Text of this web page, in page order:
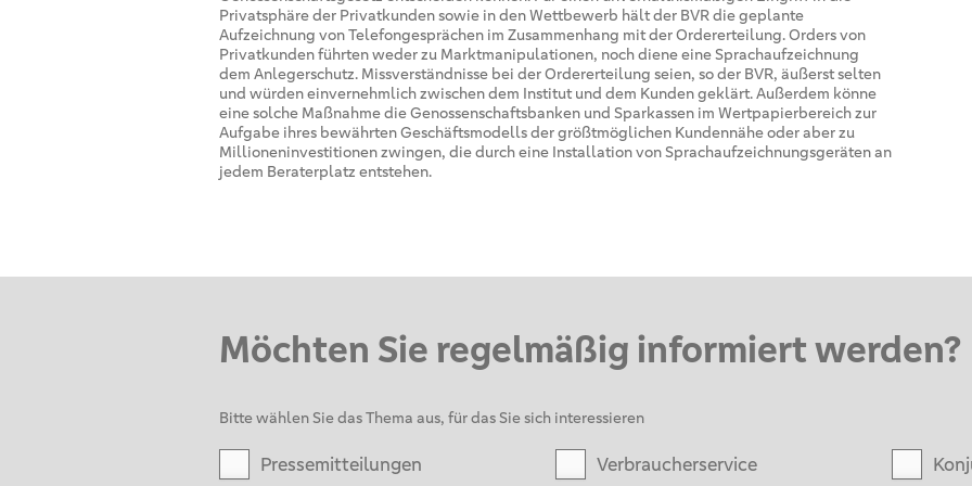
Privatsphäre der Privatkunden sowie in den Wettbewerb hält der BVR die geplante
Aufzeichnung von Telefongesprächen im Zusammenhang mit der Ordererteilung. Orders von
Privatkunden führten weder zu Marktmanipulationen, noch diene eine Sprachaufzeichnung
dem Anlegerschutz. Missverständnisse bei der Ordererteilung seien, so der BVR, äußerst selten
und würden einvernehmlich zwischen dem Institut und dem Kunden geklärt. Außerdem könne
eine solche Maßnahme die Genossenschaftsbanken und Sparkassen im Wertpapierbereich zur
Aufgabe ihres bewährten Geschäftsmodells der größtmöglichen Kundennähe oder aber zu
Millioneninvestitionen zwingen, die durch eine Installation von Sprachaufzeichnungsgeräten an
jedem Beraterplatz entstehen.
Möchten Sie regelmäßig informiert werden?
Bitte wählen Sie das Thema aus, für das Sie sich interessieren
Pressemitteilungen Verbraucherservice